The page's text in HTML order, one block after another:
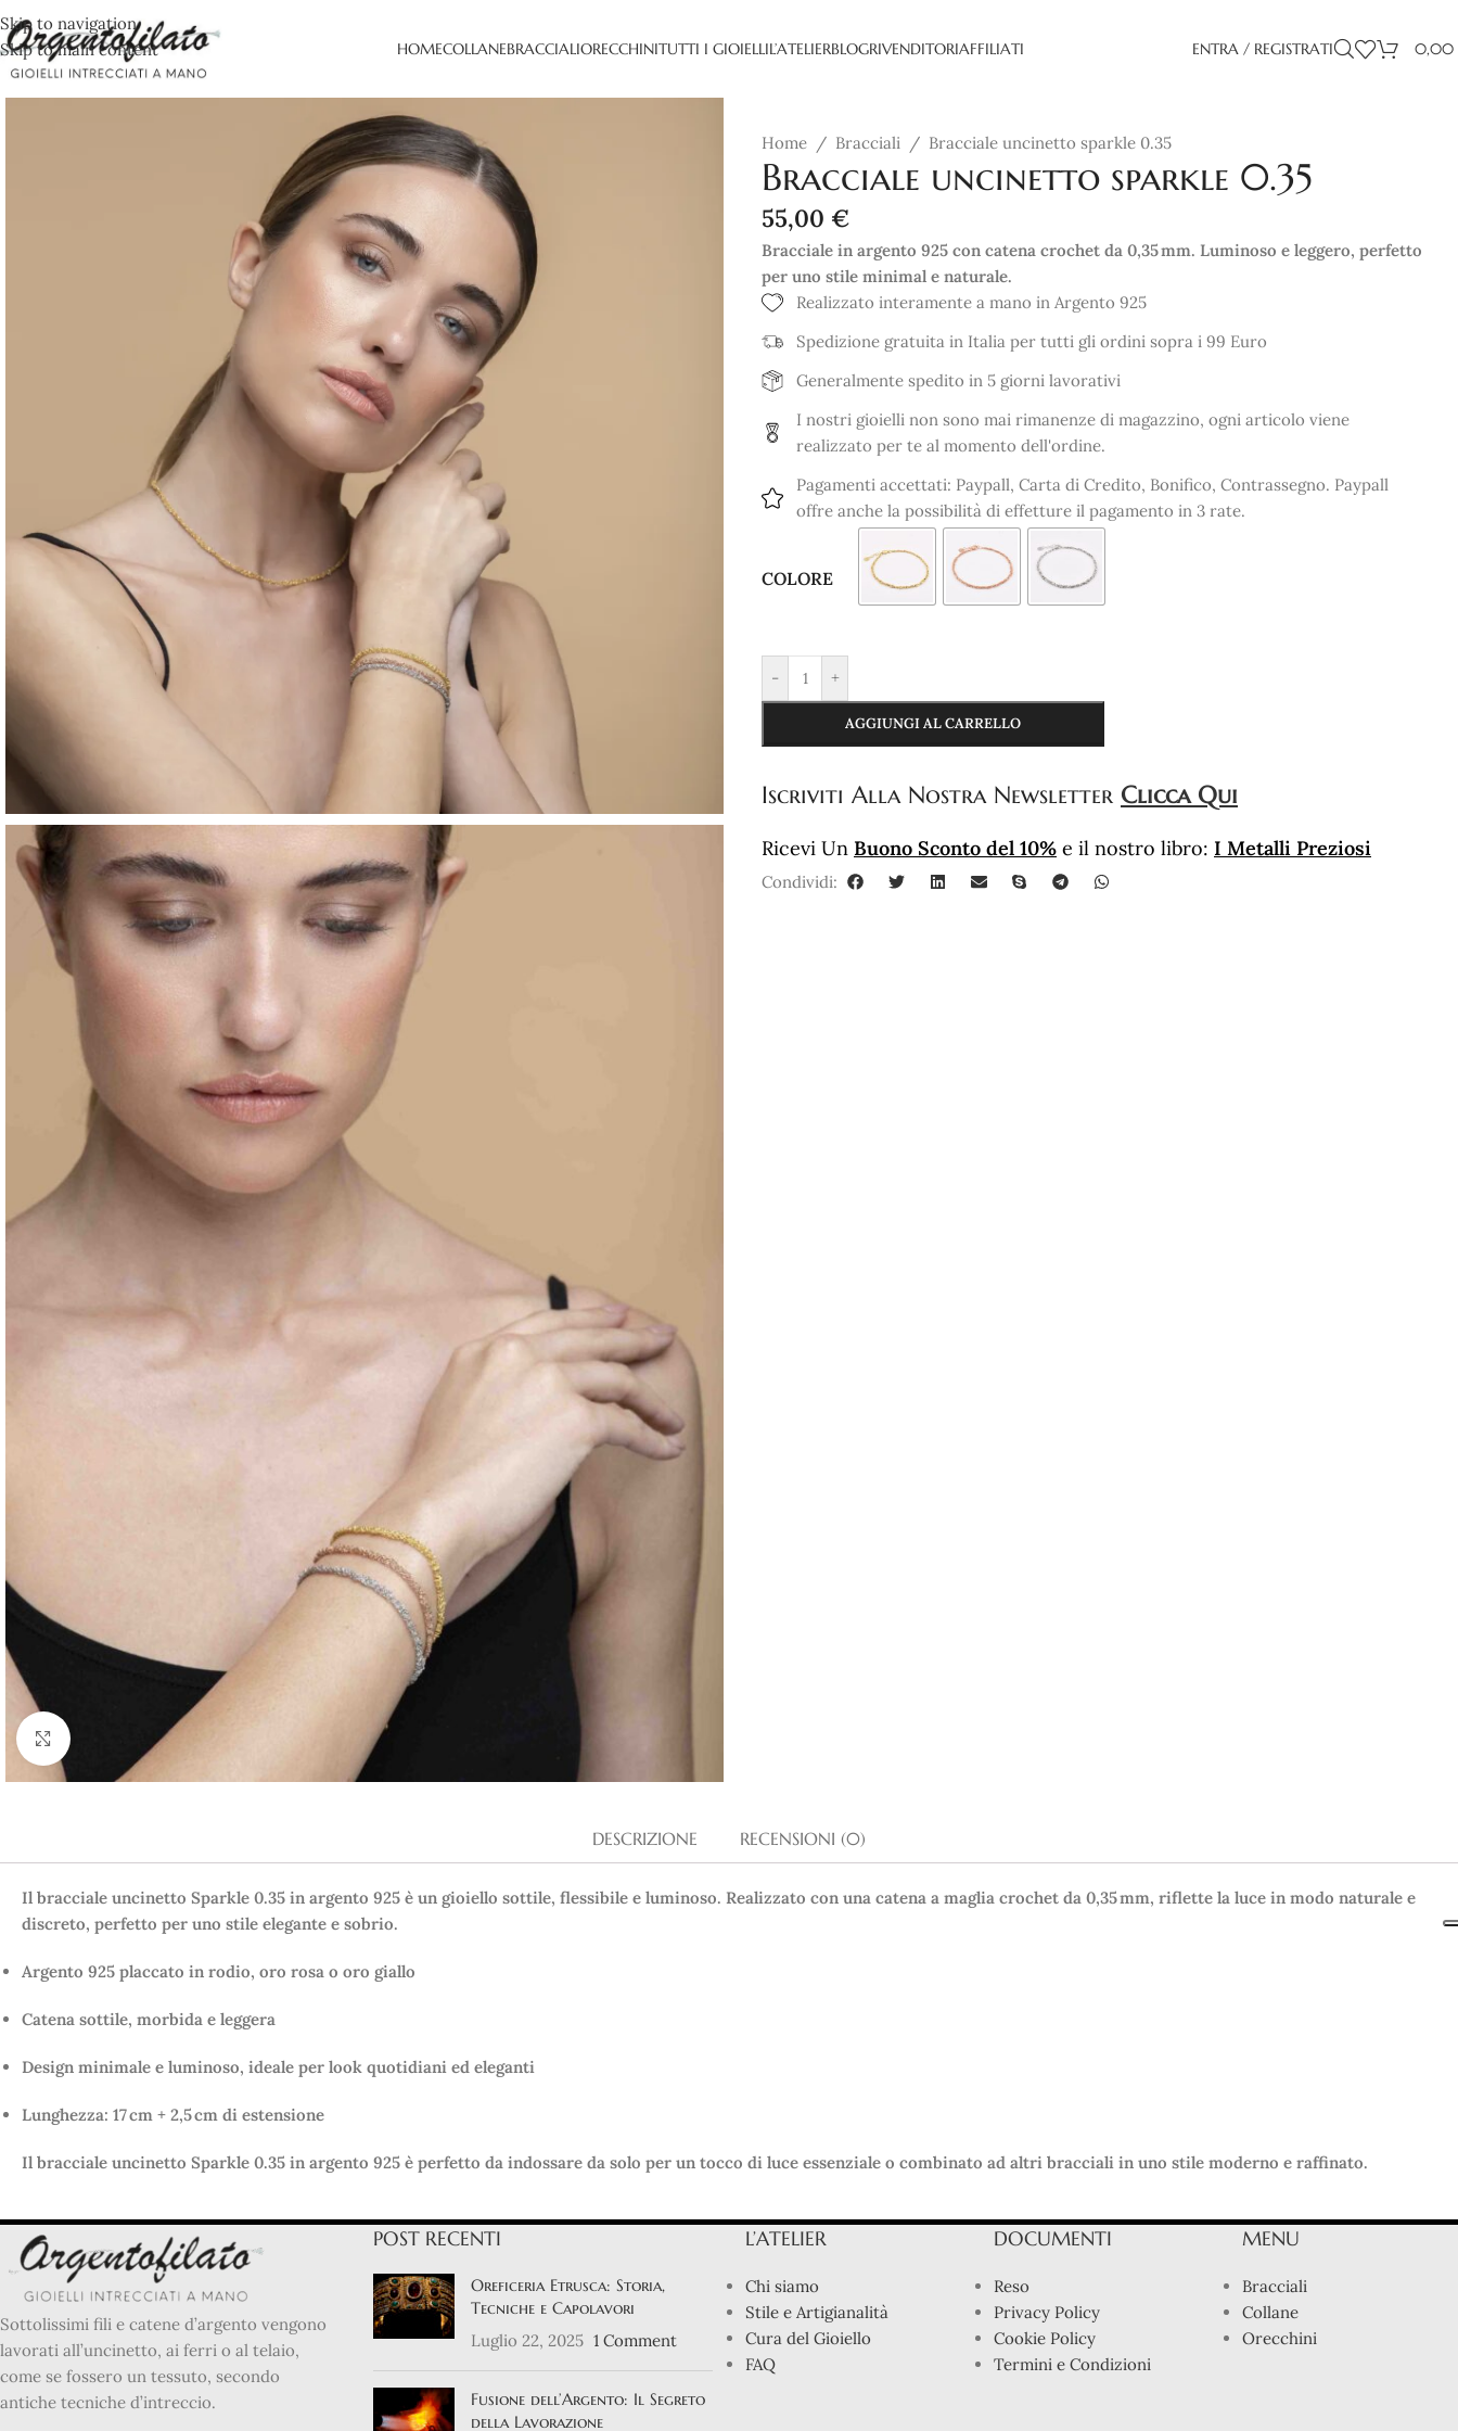
Skip to navigation
Skip to main content
HOMECOLLANEBRACCIALIORECCHINITUTTI I GIOIELLIL’ATELIERBLOGRIVENDITORIAFFILIATI ENTRA / REGISTRATI 0,00
Click to enlarge
Home / Bracciali / Bracciale uncinetto sparkle 0.35
Bracciale uncinetto sparkle 0.35
55,00 €
Bracciale in argento 925 con catena crochet da 0,35 mm. Luminoso e leggero, perfetto
per uno stile minimal e naturale.
Realizzato interamente a mano in Argento 925
Spedizione gratuita in Italia per tutti gli ordini sopra i 99 Euro
Generalmente spedito in 5 giorni lavorativi
I nostri gioielli non sono mai rimanenze di magazzino, ogni articolo viene
realizzato per te al momento dell'ordine.
Pagamenti accettati: Paypall, Carta di Credito, Bonifico, Contrassegno. Paypall
offre anche la possibilità di effetture il pagamento in 3 rate.
COLORE
- +
AGGIUNGI AL CARRELLO
Iscriviti Alla Nostra Newsletter Clicca Qui
Ricevi Un Buono Sconto del 10% e il nostro libro: I Metalli Preziosi
Condividi:
DESCRIZIONE RECENSIONI (0)
Il bracciale uncinetto Sparkle 0.35 in argento 925 è un gioiello sottile, flessibile e luminoso. Realizzato con una catena a maglia crochet da 0,35 mm, riflette la luce in modo naturale e
discreto, perfetto per uno stile elegante e sobrio.
Argento 925 placcato in rodio, oro rosa o oro giallo
Catena sottile, morbida e leggera
Design minimale e luminoso, ideale per look quotidiani ed eleganti
Lunghezza: 17 cm + 2,5 cm di estensione
Il bracciale uncinetto Sparkle 0.35 in argento 925 è perfetto da indossare da solo per un tocco di luce essenziale o combinato ad altri bracciali in uno stile moderno e raffinato.
Sottolissimi fili e catene d’argento vengono
lavorati all’uncinetto, ai ferri o al telaio,
come se fossero un tessuto, secondo
antiche tecniche d’intreccio.
POST RECENTI
Oreficeria Etrusca: Storia,
Tecniche e Capolavori
Luglio 22, 2025 1 Comment
Fusione dell’Argento: Il Segreto
della Lavorazione
L’ATELIER
Chi siamo
Stile e Artigianalità
Cura del Gioiello
FAQ
DOCUMENTI
Reso
Privacy Policy
Cookie Policy
Termini e Condizioni
MENU
Bracciali
Collane
Orecchini